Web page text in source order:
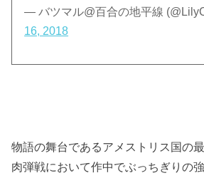
— バツマル@百合の地平線
16, 2018
物語の舞台であるアメストリス国の
肉弾戦において作中でぶっちぎりの